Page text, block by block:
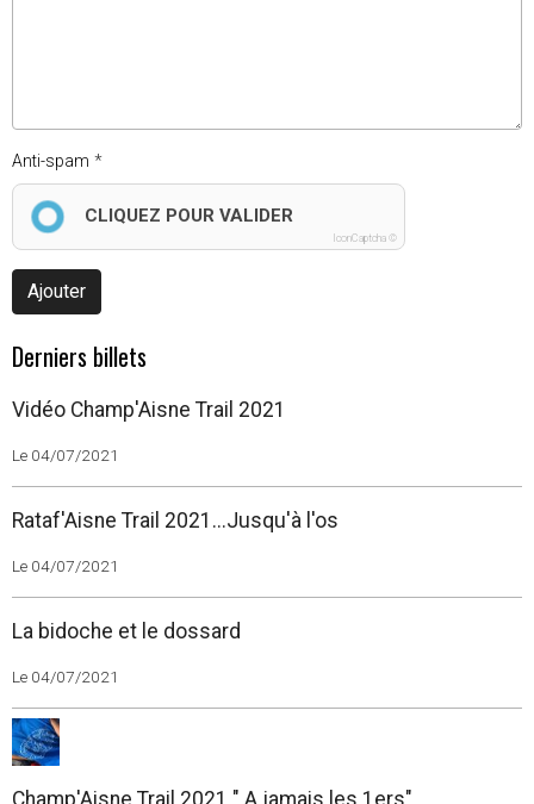
Anti-spam
CLIQUEZ POUR VALIDER
IconCaptcha ©
Ajouter
Derniers billets
Vidéo Champ'Aisne Trail 2021
Le 04/07/2021
Rataf'Aisne Trail 2021...Jusqu'à l'os
Le 04/07/2021
La bidoche et le dossard
Le 04/07/2021
Champ'Aisne Trail 2021 " A jamais les 1ers"